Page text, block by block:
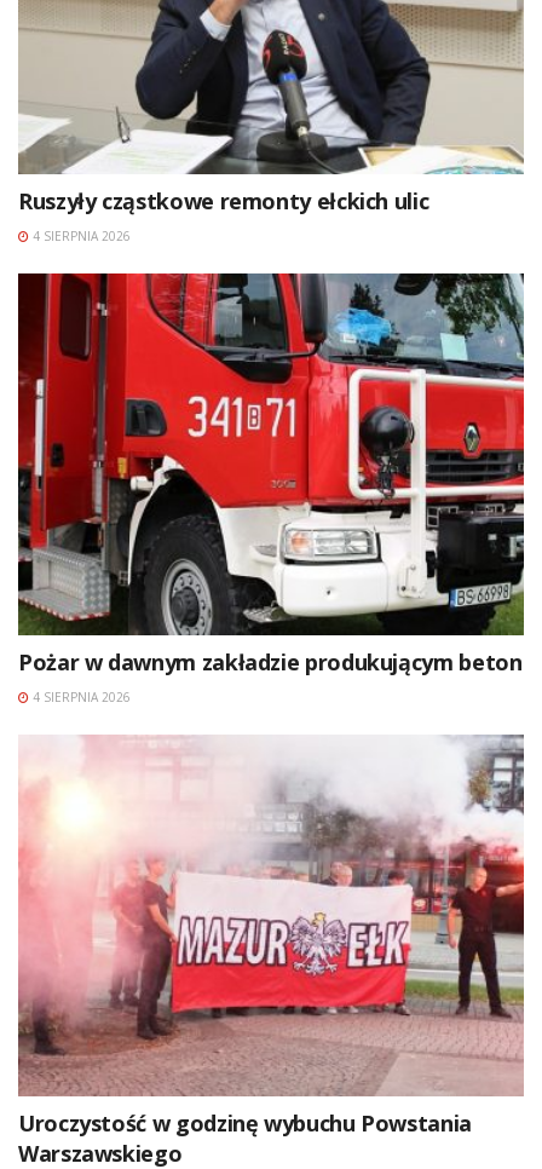
Ruszyły cząstkowe remonty ełckich ulic
4 SIERPNIA 2026
Pożar w dawnym zakładzie produkującym beton
4 SIERPNIA 2026
Uroczystość w godzinę wybuchu Powstania
Warszawskiego